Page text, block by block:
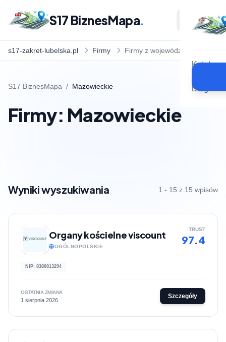
S17 BiznesMapa.
Katalog
Blog
s17-zakret-lubelska.pl Firmy Firmy z województwa
S17 BiznesMapa / Mazowieckie
Firmy: Mazowieckie
Wyniki wyszukiwania 1 - 15 z 15 wpisów
Organy kościelne viscount
OGÓLNOPOLSKIE
TRUST
97.4
NIP: 8380013294
OSTATNIA ZMIANA
1 sierpnia 2026
Szczegóły